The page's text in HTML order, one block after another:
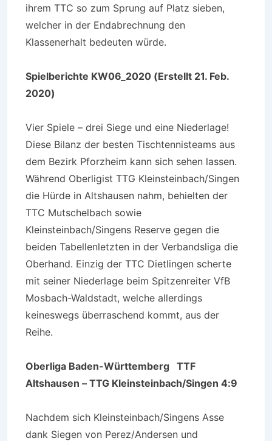
ihrem TTC so zum Sprung auf Platz sieben,
welcher in der Endabrechnung den
Klassenerhalt bedeuten würde.
Spielberichte KW06_2020 (Erstellt 21. Feb.
2020)
Vier Spiele – drei Siege und eine Niederlage!
Diese Bilanz der besten Tischtennisteams aus
dem Bezirk Pforzheim kann sich sehen lassen.
Während Oberligist TTG Kleinsteinbach/Singen
die Hürde in Altshausen nahm, behielten der
TTC Mutschelbach sowie
Kleinsteinbach/Singens Reserve gegen die
beiden Tabellenletzten in der Verbandsliga die
Oberhand. Einzig der TTC Dietlingen scherte
mit seiner Niederlage beim Spitzenreiter VfB
Mosbach-Waldstadt, welche allerdings
keineswegs überraschend kommt, aus der
Reihe.
Oberliga Baden-Württemberg TTF
Altshausen – TTG Kleinsteinbach/Singen 4:9
Nachdem sich Kleinsteinbach/Singens Asse
dank Siegen von Perez/Andersen und